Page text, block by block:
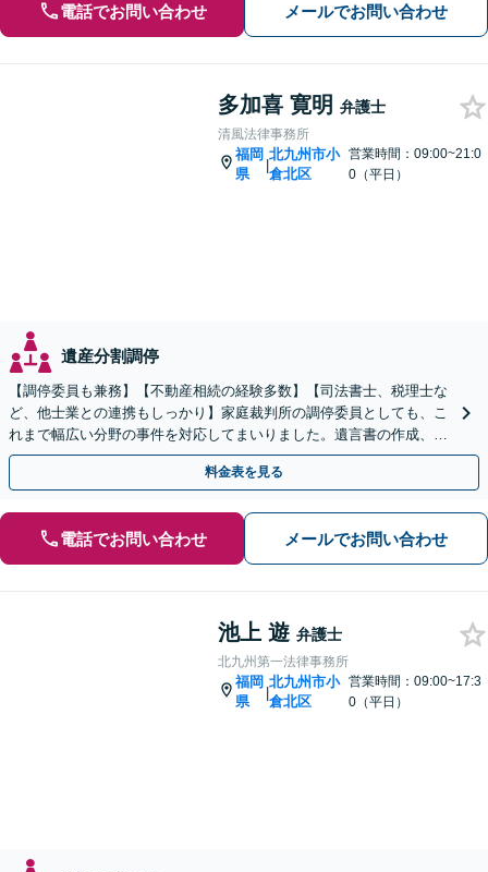
電話でお問い合わせ メールでお問い合わせ
多加喜 寛明 弁護士
清風法律事務所
福岡
県
|
北九州市小
倉北区
営業時間：09:00~21:0
0（平日）
遺産分割調停
【調停委員も兼務】【不動産相続の経験多数】【司法書士、税理士な
ど、他士業との連携もしっかり】家庭裁判所の調停委員としても、こ
れまで幅広い分野の事件を対応してまいりました。遺言書の作成、相
続放棄にも対応します【初回のご相談、0円】
料金表を見る
電話でお問い合わせ メールでお問い合わせ
池上 遊 弁護士
北九州第一法律事務所
福岡
県
|
北九州市小
倉北区
営業時間：09:00~17:3
0（平日）